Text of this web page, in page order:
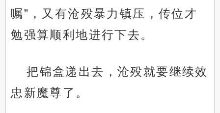
嘱”，又有沧殁暴力镇压，传位才
勉强算顺利地进行下去。
把锦盒递出去，沧殁就要继续效
忠新魔尊了。